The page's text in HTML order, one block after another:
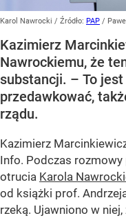
Karol Nawrocki / Źródło: PAP /
Kazimierz
Nawrockiemu, że
substancji. – To
przedawkować,
rządu.
Kazimierz
Info. Podczas
otrucia Karola
od książki prof.
rzeką. Ujawniono w